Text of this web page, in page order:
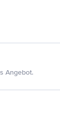
Angebot.